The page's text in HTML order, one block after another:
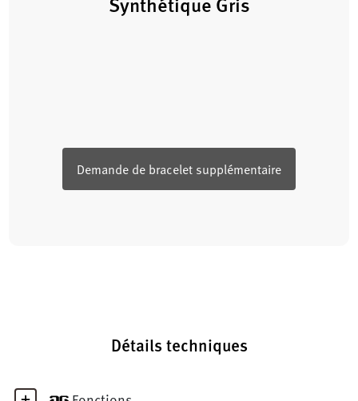
Demande de bracelet supplémentaire
Détails techniques